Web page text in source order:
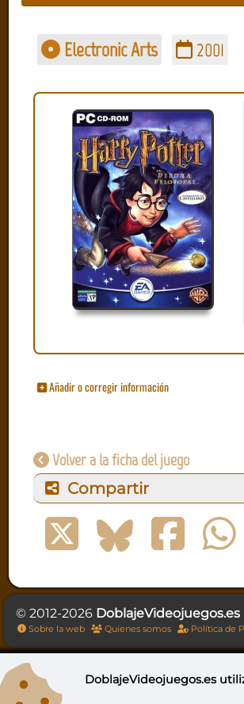
Electronic Arts 2001
Añadir o corregir información
Volver a la ficha del juego
Compartir
© 2012-2026 DoblajeVideojuegos.es
Sobre la web Quienes somos Política de
DoblajeVideojuegos.es